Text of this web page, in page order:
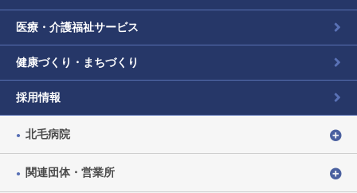
医療・介護福祉サービス
健康づくり・まちづくり
採用情報
北毛病院
関連団体・営業所